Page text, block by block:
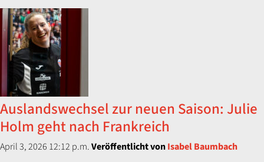
Auslandswechsel zur neuen Saison: Julie
Holm geht nach Frankreich
April 3, 2026 12:12 p.m.Veröffentlicht vonIsabel Baumbach